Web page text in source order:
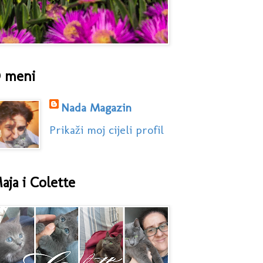
meni
Nada Magazin
Prikaži moj cijeli profil
i Colette